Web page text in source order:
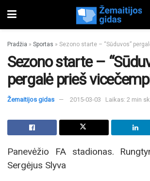
Pradžia » Sportas » Sezono starte – “Sūduvos”
Sezono starte –
pergalė prieš
Žemaitijos gidas 2015-03-03 Laikas: 2 min
Panevėžio FA stadionas.
Sergėjus Slyva